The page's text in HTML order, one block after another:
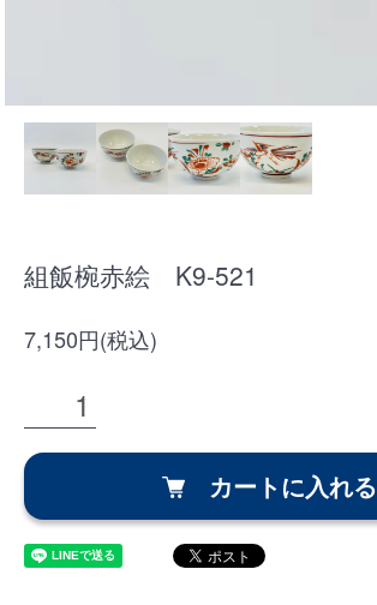
組飯椀赤絵 K9-521
7,150円(税込)
カートに入れる